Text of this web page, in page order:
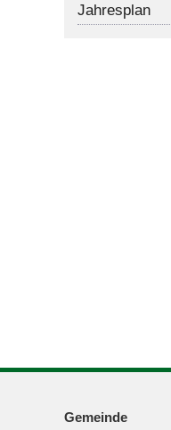
Jahresplan
Gemeinde